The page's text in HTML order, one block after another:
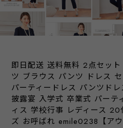
即日配送 送料無料 2点セッ
ツ ブラウス パンツ ドレス
パーティードレス パンツド
披露宴 入学式 卒業式 パーテ
ィス 学校行事 レディース
ズ お呼ばれ emile0238【アウ